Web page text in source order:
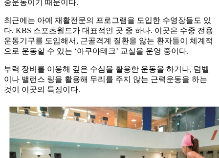
중운동이기 때문이다.
최근에는 아예 재활전문의 프로그램을 도입한 수영장들도 있
다. KBS 스포츠월드가 대표적인 곳 중 하나. 이곳은 수중 전용
운동기구를 도입해서, 근골격계 질환을 앓는 환자들이 체계적
으로 운동할 수 있는 ‘아쿠아테크’ 교실을 운영 중이다.
부력 장비를 이용해 깊은 수심을 활용한 운동을 하거나, 덤벨
이나 밸런스 링을 활용해 무리를 주지 않는 근력운동을 하는
것이 이곳의 특징이다.